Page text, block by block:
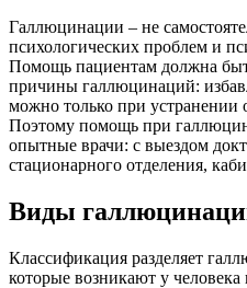
Галлюцинации – не
психологических проблем и
Помощь пациентам должна
причины галлюцинаций:
можно только при устранении
Поэтому помощь при
опытные врачи: с выездом
стационарного отделения,
Виды
Классификация разделяет
которые возникают у человека